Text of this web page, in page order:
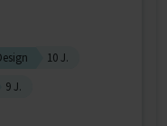
10 J.
9 J.